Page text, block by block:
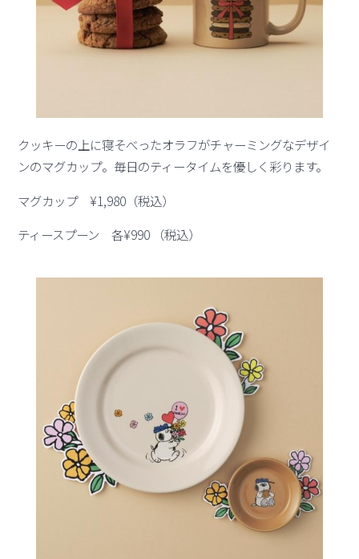
クッキーの上に寝そべったオラフがチャーミングなデザイ
ンのマグカップ。毎日のティータイムを優しく彩ります。
マグカップ ¥1,980（税込）
ティースプーン 各¥990 （税込）